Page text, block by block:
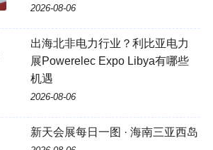
2026-08-06
出海北非电力行业？利比亚电力
展Powerelec Expo Libya有哪些
机遇
2026-08-06
新天会展每日一图 · 海南三亚西岛